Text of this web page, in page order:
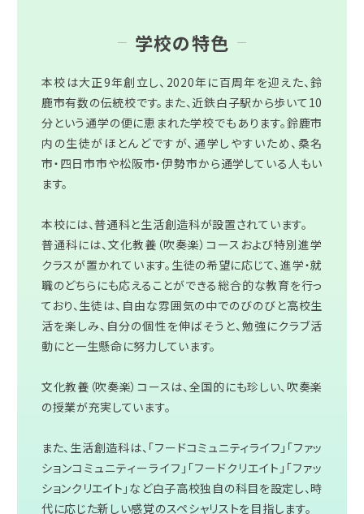
学校の特色
本校は大正9年創立し、2020年に百周年を迎えた、鈴
鹿市有数の伝統校です。また、近鉄白子駅から歩いて10
分という通学の便に恵まれた学校でもあります。鈴鹿市
内の生徒がほとんどですが、通学しやすいため、桑名
市・四日市市や松阪市・伊勢市から通学している人もい
ます。
本校には、普通科と生活創造科が設置されています。
普通科には、文化教養（吹奏楽）コースおよび特別進学
クラスが置かれています。生徒の希望に応じて、進学・就
職のどちらにも応えることができる総合的な教育を行っ
ており、生徒は、自由な雰囲気の中でのびのびと高校生
活を楽しみ、自分の個性を伸ばそうと、勉強にクラブ活
動にと一生懸命に努力しています。
文化教養（吹奏楽）コースは、全国的にも珍しい、吹奏楽
の授業が充実しています。
また、生活創造科は、「フードコミュニティライフ」｢ファッ
ションコミュニティーライフ｣「フードクリエイト」「ファッ
ションクリエイト」など白子高校独自の科目を設定し、時
代に応じた新しい感覚のスペシャリストを目指します。